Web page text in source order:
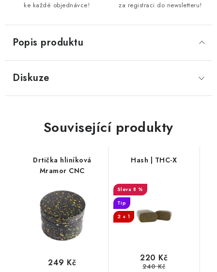
ke každé objednávce! za registraci do newsletteru!
Popis produktu
Diskuze
Související produkty
Drtička hliníková
Mramor CNC
249 Kč
Hash | THC-X
8 %
Tip
2 + 1
220 Kč
240 Kč